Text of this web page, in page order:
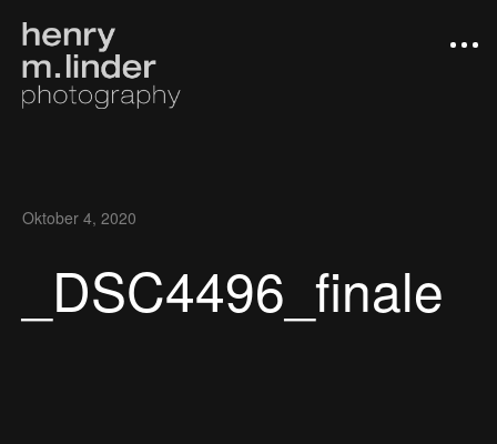
Oktober 4, 2020
_DSC4496_finale